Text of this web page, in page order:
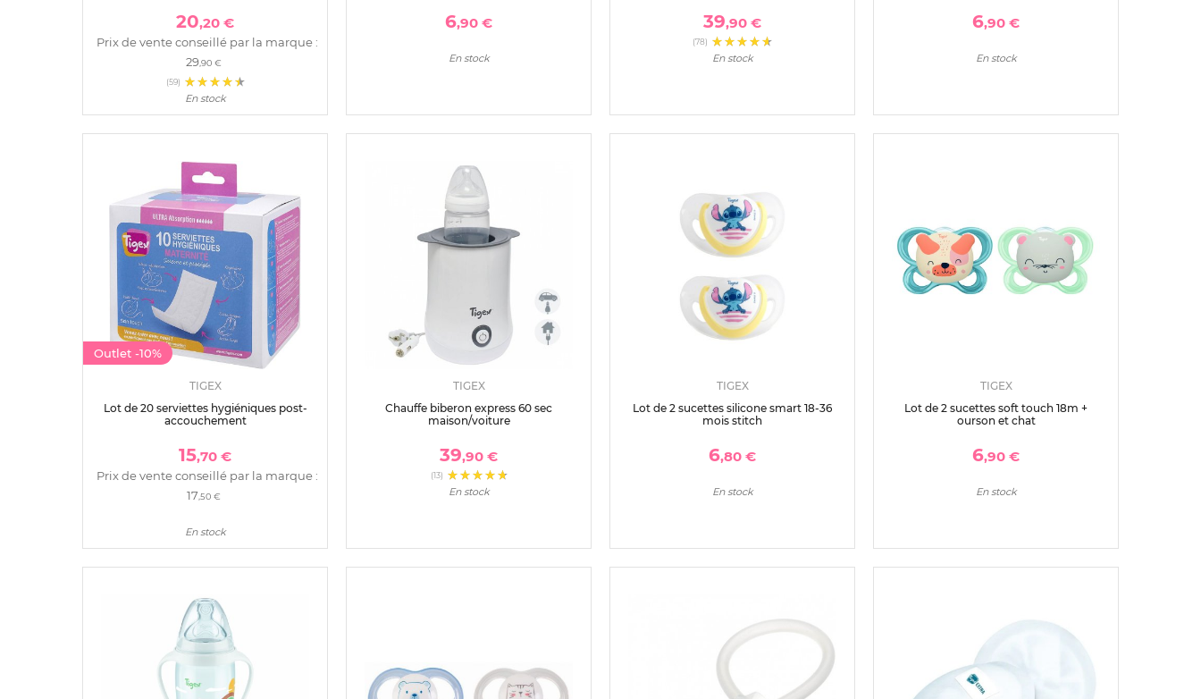
20,20 €
Prix de vente conseillé par la marque :
29,90 €
(59)
En stock
6,90 €
En stock
39,90 €
(78)
En stock
6,90 €
En stock
Outlet -10%
TIGEX
Lot de 20 serviettes hygiéniques post-
accouchement
15,70 €
Prix de vente conseillé par la marque :
17 ,50 €
En stock
TIGEX
Chauffe biberon express 60 sec
maison/voiture
39,90 €
(13)
En stock
TIGEX
Lot de 2 sucettes silicone smart 18-36
mois stitch
6,80 €
En stock
TIGEX
Lot de 2 sucettes soft touch 18m +
ourson et chat
6,90 €
En stock